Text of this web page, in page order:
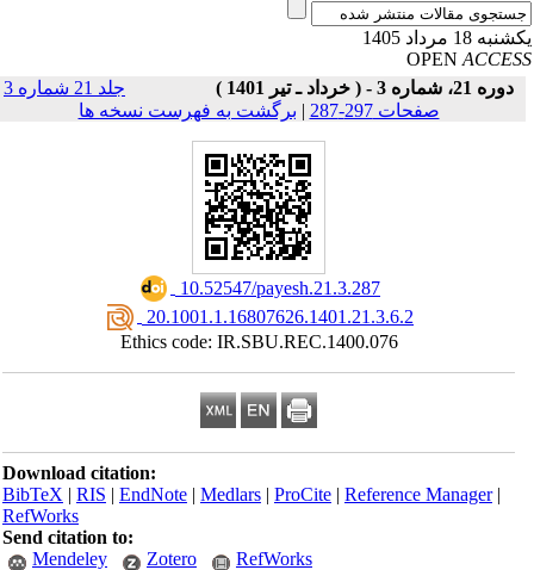
18 مرداد 1405
OPEN
دوره 21، شماره 3 - ( خرداد ـ تیر 1401 )
جلد 21 شماره 3
صفحات 297-287
| برگشت به فهرست نسخه ها
‎ 10.52547/payesh.21.3.287
‎ 20.1001.1.16807626.1401.21.3.6.2
Ethics code: IR.SBU.REC.1400.076
Download citation:
BibTeX|RIS|EndNote|Medlars|ProCite|Reference Manager
RefWorks
Send citation to:
Mendeley
Zotero RefWorks